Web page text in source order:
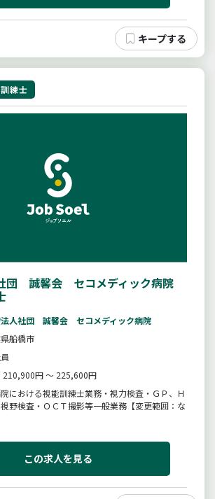
練士
団 誠馨会 セコメディック病院
法人社団 誠馨会 セコメディック病院
船橋市
210,900円 ～ 225,600円
における視能訓練士業務・視力検査・ＧＰ、Ｈ
視野検査・ＯＣＴ撮影等一般業務【変更範囲：な
この求人を見る